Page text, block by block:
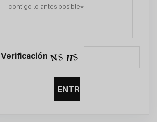
Verificación
ENTREGAR